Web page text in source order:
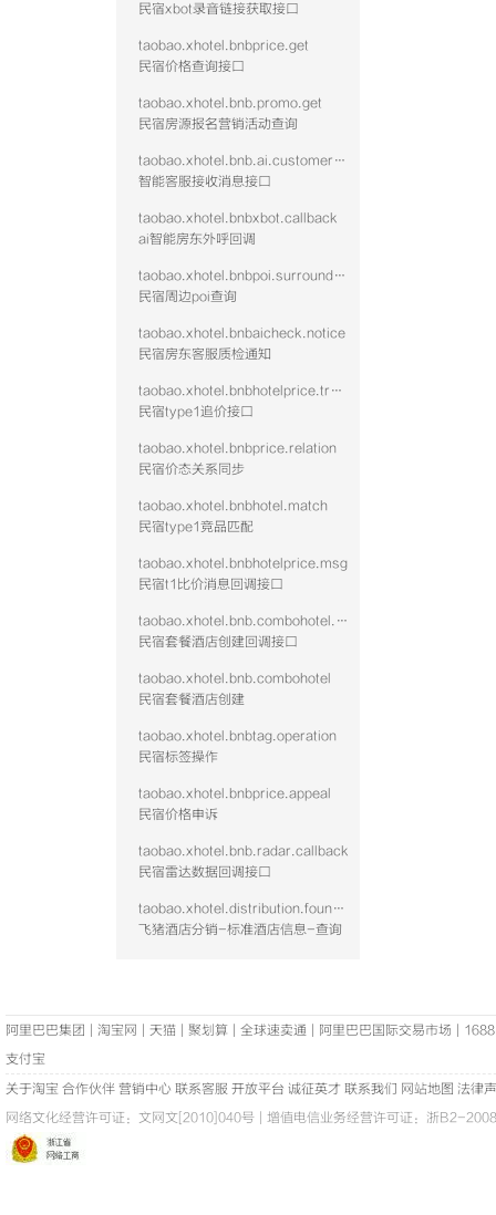
民宿xbot录音链接获取接口
taobao.xhotel.bnbprice.get
民宿价格查询接口
taobao.xhotel.bnb.promo.get
民宿房源报名营销活动查询
taobao.xhotel.bnb.ai.customer.message
智能客服接收消息接口
taobao.xhotel.bnbxbot.callback
ai智能房东外呼回调
taobao.xhotel.bnbpoi.surrounding
民宿周边poi查询
taobao.xhotel.bnbaicheck.notice
民宿房东客服质检通知
taobao.xhotel.bnbhotelprice.track
民宿type1追价接口
taobao.xhotel.bnbprice.relation
民宿价态关系同步
taobao.xhotel.bnbhotel.match
民宿type1竞品匹配
taobao.xhotel.bnbhotelprice.msg
民宿t1比价消息回调接口
taobao.xhotel.bnb.combohotel.callback
民宿套餐酒店创建回调接口
taobao.xhotel.bnb.combohotel
民宿套餐酒店创建
taobao.xhotel.bnbtag.operation
民宿标签操作
taobao.xhotel.bnbprice.appeal
民宿价格申诉
taobao.xhotel.bnb.radar.callback
民宿雷达数据回调接口
taobao.xhotel.distribution.foundation.hotel.query
飞猪酒店分销-标准酒店信息-查询
阿里巴巴集团 淘宝网 天猫 聚划算 全球速卖通 阿里巴巴国际交易市场
1688
支付宝
关于淘宝 合作伙伴 营销中心 联系客服 开放平台 诚征英才 联系我们 网站地图 法律
网络文化经营许可证： 文网文[2010]040号 增值电信业务经营许可证：浙B2-